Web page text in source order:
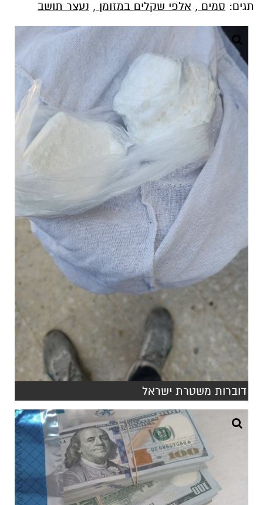
תגים: סמים , אלפי שקלים במזומן , נעצר תושב
דוברות משטרת ישראל